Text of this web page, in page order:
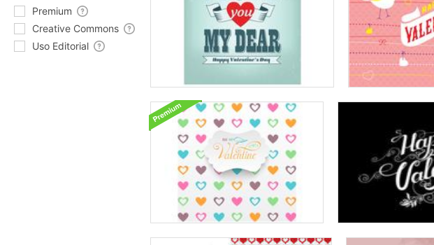
Premium
Creative Commons
Uso Editorial